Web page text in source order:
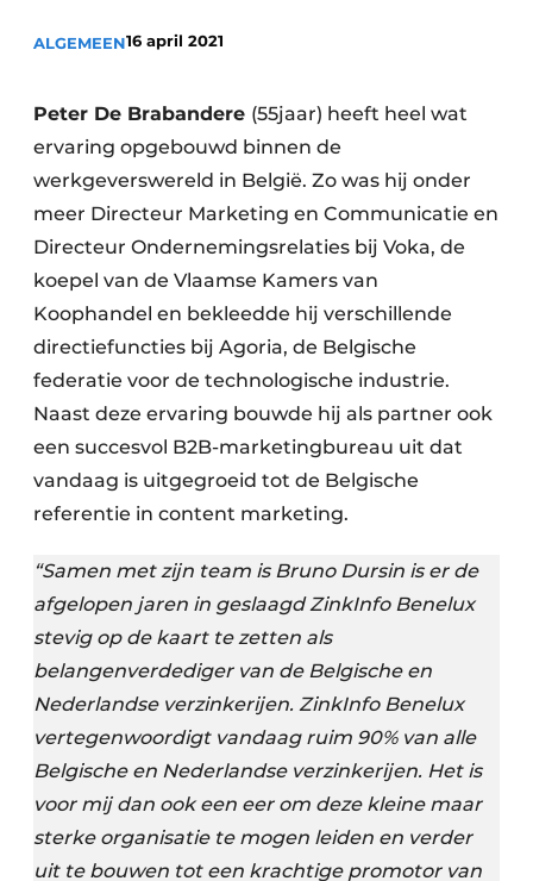
Video’s
ALGEMEEN16 april 2021
Peter De Brabandere (55jaar) heeft heel wat
ervaring opgebouwd binnen de
werkgeverswereld in België. Zo was hij onder
meer Directeur Marketing en Communicatie en
Directeur Ondernemingsrelaties bij Voka, de
koepel van de Vlaamse Kamers van
Koophandel en bekleedde hij verschillende
directiefuncties bij Agoria, de Belgische
federatie voor de technologische industrie.
Naast deze ervaring bouwde hij als partner ook
een succesvol B2B-marketingbureau uit dat
vandaag is uitgegroeid tot de Belgische
referentie in content marketing.
“Samen met zijn team is Bruno Dursin is er de
afgelopen jaren in geslaagd ZinkInfo Benelux
stevig op de kaart te zetten als
belangenverdediger van de Belgische en
Nederlandse verzinkerijen. ZinkInfo Benelux
vertegenwoordigt vandaag ruim 90% van alle
Belgische en Nederlandse verzinkerijen. Het is
voor mij dan ook een eer om deze kleine maar
sterke organisatie te mogen leiden en verder
uit te bouwen tot een krachtige promotor van